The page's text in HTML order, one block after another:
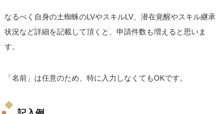
なるべく自身の土蜘蛛のLVやスキルLV、潜在覚醒やスキル継承
状況など詳細を記載して頂くと、申請件数も増えると思いま
す。
「名前」は任意のため、特に入力しなくてもOKです。